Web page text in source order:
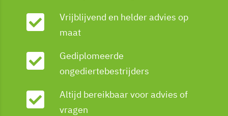
Vrijblijvend en helder advies op
maat
Gediplomeerde
ongediertebestrijders
Altijd bereikbaar voor advies of
vragen